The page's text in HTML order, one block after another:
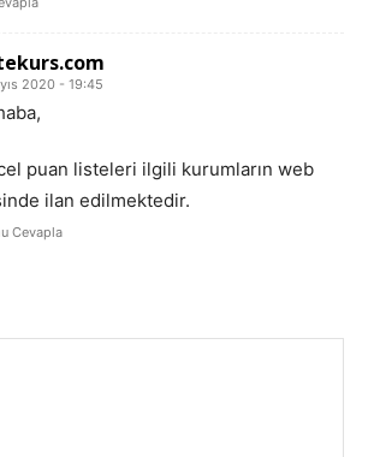
2020 - 19:45
puan listeleri ilgili kurumların web
ilan edilmektedir.
Cevapla